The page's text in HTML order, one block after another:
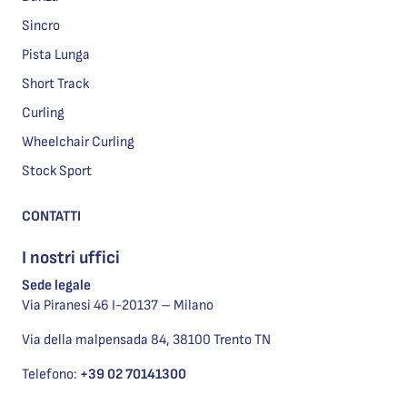
Sincro
Pista Lunga
Short Track
Curling
Wheelchair Curling
Stock Sport
CONTATTI
I nostri uffici
Sede legale
Via Piranesi 46 I-20137 – Milano
Via della malpensada 84, 38100 Trento TN
Telefono: +39 02 70141300